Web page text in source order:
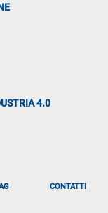
4.0
CONTATTI